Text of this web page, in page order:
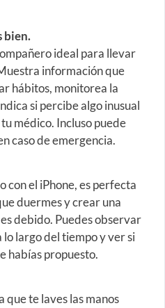
bien.
ideal para llevar
información que
hábitos, monitorea la
si percibe algo inusual
médico. Incluso puede
caso de emergencia.
con el iPhone, es perfecta
duermes y crear una
debido. Puedes observar
lo largo del tiempo y ver si
habías propuesto.
que te laves las manos